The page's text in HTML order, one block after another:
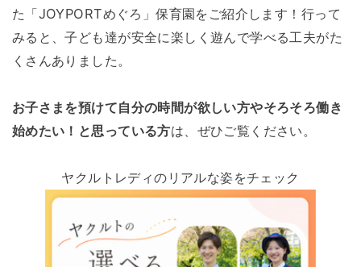
た「JOYPORTめぐろ」保育園をご紹介します！行って
みると、子ども達が安全に楽しく遊んで学べる工夫がた
くさんありました。
お子さまを預けて自分の時間が欲しい方やそろそろ働き
始めたい！と思っている方は、ぜひご覧ください。
ヤクルトレディのリアルな姿をチェック